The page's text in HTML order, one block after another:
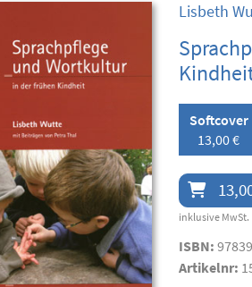
Lisbeth
Softcover
13,00 €
inklusive MwSt.
ISBN:
Artikelnr: